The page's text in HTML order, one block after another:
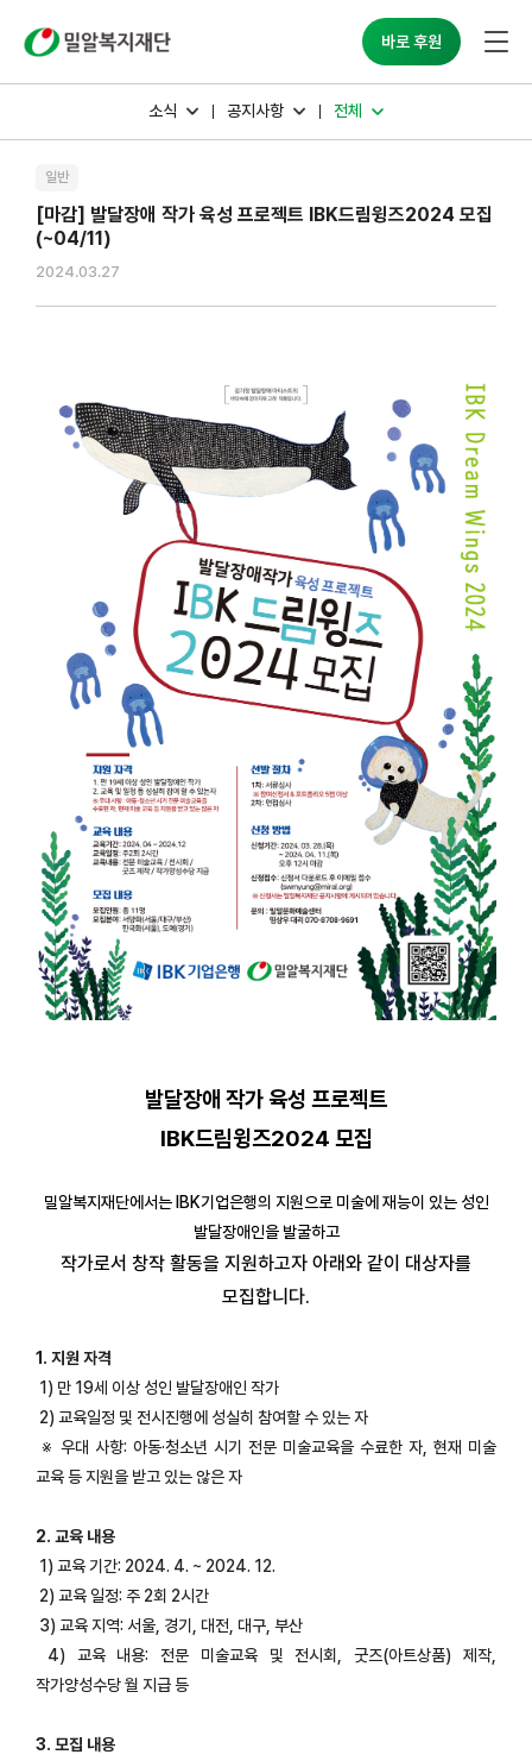
바로 후원
소식 공지사항 전체
일반
[마감] 발달장애 작가 육성 프로젝트 IBK드림윙즈2024 모집
(~04/11)
2024.03.27
발달장애 작가 육성 프로젝트
IBK드림윙즈2024 모집
밀알복지재단에서는 IBK기업은행의 지원으로 미술에 재능이 있는 성인
발달장애인을 발굴하고
작가로서 창작 활동을 지원하고자 아래와 같이 대상자를
모집합니다.
1. 지원 자격
1) 만 19세 이상 성인 발달장애인 작가
2) 교육일정 및 전시진행에 성실히 참여할 수 있는 자
※ 우대 사항: 아동·청소년 시기 전문 미술교육을 수료한 자, 현재 미술
교육 등 지원을 받고 있는 않은 자
2. 교육 내용
1) 교육 기간: 2024. 4. ~ 2024. 12.
2) 교육 일정: 주 2회 2시간
3) 교육 지역: 서울, 경기, 대전, 대구, 부산
4) 교육 내용: 전문 미술교육 및 전시회, 굿즈(아트상품) 제작,
작가양성수당 월 지급 등
3. 모집 내용